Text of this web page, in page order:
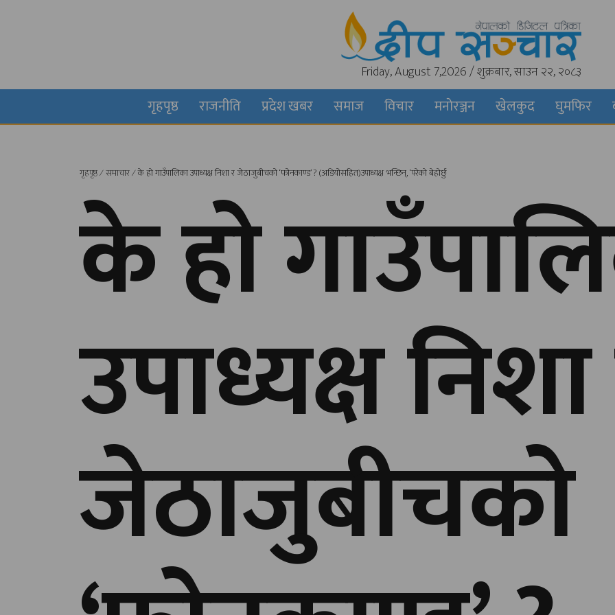
Friday, August 7,2026 / शुक्रबार, साउन २२, २०८३
गृहपृष्ठ राजनीति प्रदेश खबर समाज विचार मनाेरञ्जन खेलकुद घुमफिर
गृहपृष्ठ∕समाचार∕के हाे गाउँपालिका उपाध्यक्ष निशा र जेठाजुबीचको ‘फोनकाण्ड’ ? (अडियोसहित)उपाध्यक्ष भन्छिन्, ‘परेकाे बेहाेर्छु
के हाे
उपाध्यक्ष
जेठाजुबीचको